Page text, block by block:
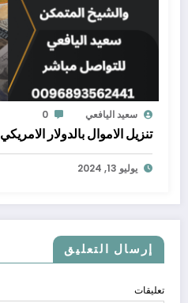
سعيد اليافعي 0
تنزيل الاموال بالدولار الامريكي
يوليو 13, 2024
إرسال التعليق
تعليقات